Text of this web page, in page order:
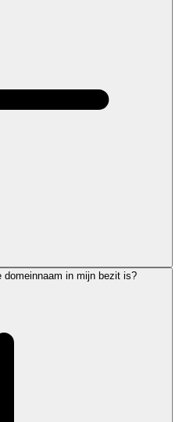
domeinnaam in mijn bezit is?